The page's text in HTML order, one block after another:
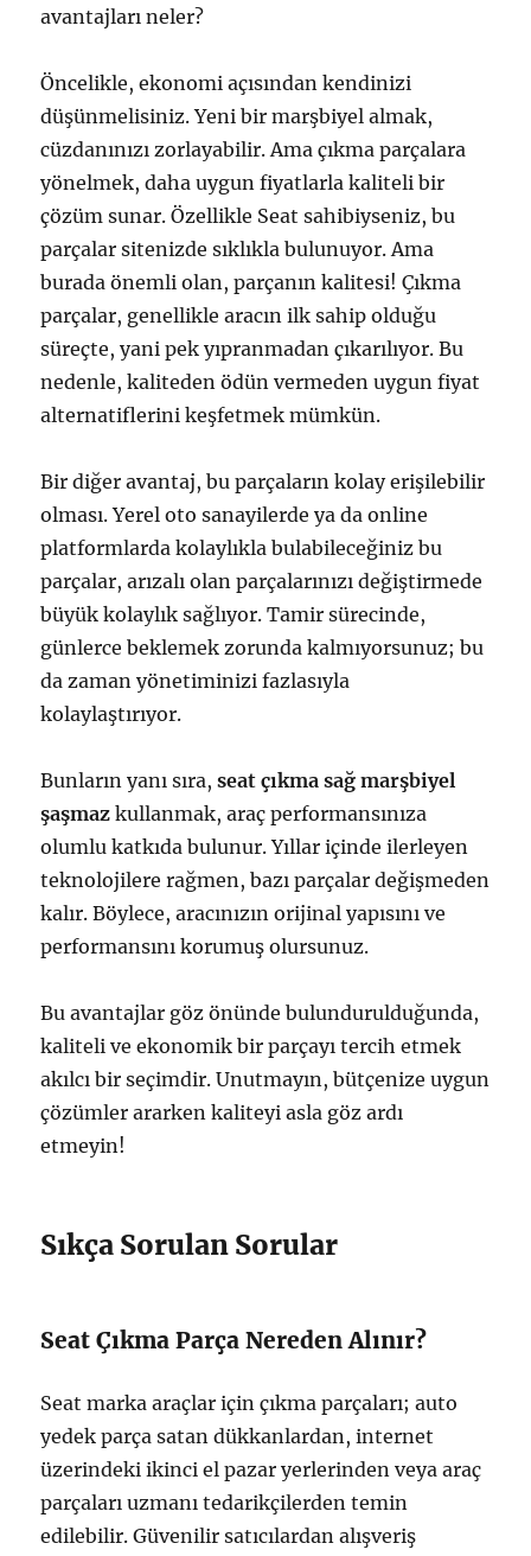
avantajları neler?
Öncelikle, ekonomi açısından kendinizi
düşünmelisiniz. Yeni bir marşbiyel almak,
cüzdanınızı zorlayabilir. Ama çıkma parçalara
yönelmek, daha uygun fiyatlarla kaliteli bir
çözüm sunar. Özellikle Seat sahibiyseniz, bu
parçalar sitenizde sıklıkla bulunuyor. Ama
burada önemli olan, parçanın kalitesi! Çıkma
parçalar, genellikle aracın ilk sahip olduğu
süreçte, yani pek yıpranmadan çıkarılıyor. Bu
nedenle, kaliteden ödün vermeden uygun fiyat
alternatiflerini keşfetmek mümkün.
Bir diğer avantaj, bu parçaların kolay erişilebilir
olması. Yerel oto sanayilerde ya da online
platformlarda kolaylıkla bulabileceğiniz bu
parçalar, arızalı olan parçalarınızı değiştirmede
büyük kolaylık sağlıyor. Tamir sürecinde,
günlerce beklemek zorunda kalmıyorsunuz; bu
da zaman yönetiminizi fazlasıyla
kolaylaştırıyor.
Bunların yanı sıra,seat çıkma sağ marşbiyel
şaşmaz kullanmak, araç performansınıza
olumlu katkıda bulunur. Yıllar içinde ilerleyen
teknolojilere rağmen, bazı parçalar değişmeden
kalır. Böylece, aracınızın orijinal yapısını ve
performansını korumuş olursunuz.
Bu avantajlar göz önünde bulundurulduğunda,
kaliteli ve ekonomik bir parçayı tercih etmek
akılcı bir seçimdir. Unutmayın, bütçenize uygun
çözümler ararken kaliteyi asla göz ardı
etmeyin!
Sıkça Sorulan Sorular
Seat Çıkma Parça Nereden Alınır?
Seat marka araçlar için çıkma parçaları; auto
yedek parça satan dükkanlardan, internet
üzerindeki ikinci el pazar yerlerinden veya araç
parçaları uzmanı tedarikçilerden temin
edilebilir. Güvenilir satıcılardan alışveriş